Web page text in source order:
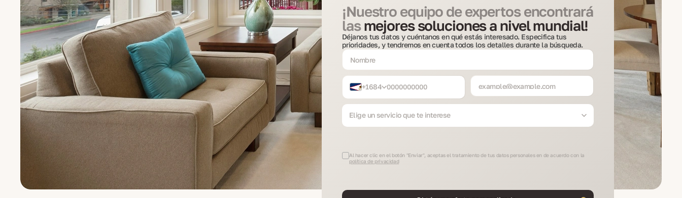
¡Nuestro equipo de expertos encontrará
lasmejores soluciones a nivel mundial!
Déjanos tus datos y cuéntanos en qué estás interesado. Especifica tus
prioridades, y tendremos en cuenta todos los detalles durante la búsqueda.
+1684
Elige un servicio que te interese
Al hacer clic en el botón "Enviar", aceptas el tratamiento de tus datos personales en de acuerdo con la
política de privacidad